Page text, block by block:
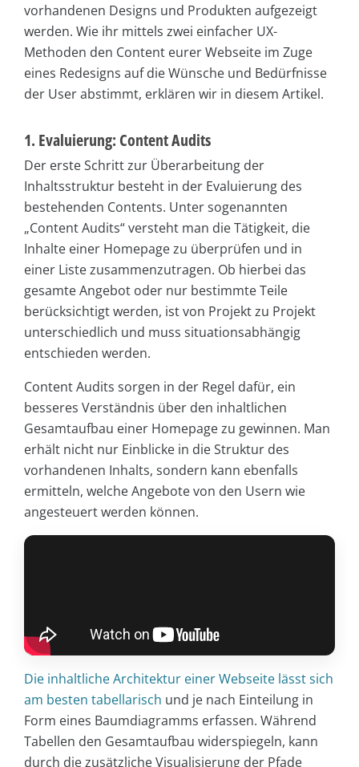
vorhandenen Designs und Produkten aufgezeigt
werden. Wie ihr mittels zwei einfacher UX-
Methoden den Content eurer Webseite im Zuge
eines Redesigns auf die Wünsche und Bedürfnisse
der User abstimmt, erklären wir in diesem Artikel.
1. Evaluierung: Content Audits
Der erste Schritt zur Überarbeitung der
Inhaltsstruktur besteht in der Evaluierung des
bestehenden Contents. Unter sogenannten
„Content Audits“ versteht man die Tätigkeit, die
Inhalte einer Homepage zu überprüfen und in
einer Liste zusammenzutragen. Ob hierbei das
gesamte Angebot oder nur bestimmte Teile
berücksichtigt werden, ist von Projekt zu Projekt
unterschiedlich und muss situationsabhängig
entschieden werden.
Content Audits sorgen in der Regel dafür, ein
besseres Verständnis über den inhaltlichen
Gesamtaufbau einer Homepage zu gewinnen. Man
erhält nicht nur Einblicke in die Struktur des
vorhandenen Inhalts, sondern kann ebenfalls
ermitteln, welche Angebote von den Usern wie
angesteuert werden können.
Die inhaltliche Architektur einer Webseite lässt sich
am besten tabellarisch und je nach Einteilung in
Form eines Baumdiagramms erfassen. Während
Tabellen den Gesamtaufbau widerspiegeln, kann
durch die zusätzliche Visualisierung der Pfade